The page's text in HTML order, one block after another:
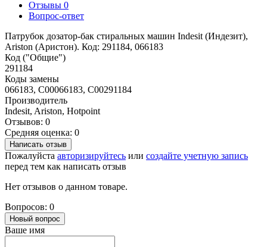
Отзывы 0
Вопрос-ответ
Патрубок дозатор-бак стиральных машин Indesit (Индезит),
Ariston (Аристон). Код: 291184, 066183
Код ("Общие")
291184
Коды замены
066183, C00066183, C00291184
Производитель
Indesit, Ariston, Hotpoint
Отзывов: 0
Средняя оценка: 0
Написать отзыв
Пожалуйста авторизируйтесь или создайте учетную запись
перед тем как написать отзыв
Нет отзывов о данном товаре.
Вопросов: 0
Новый вопрос
Ваше имя